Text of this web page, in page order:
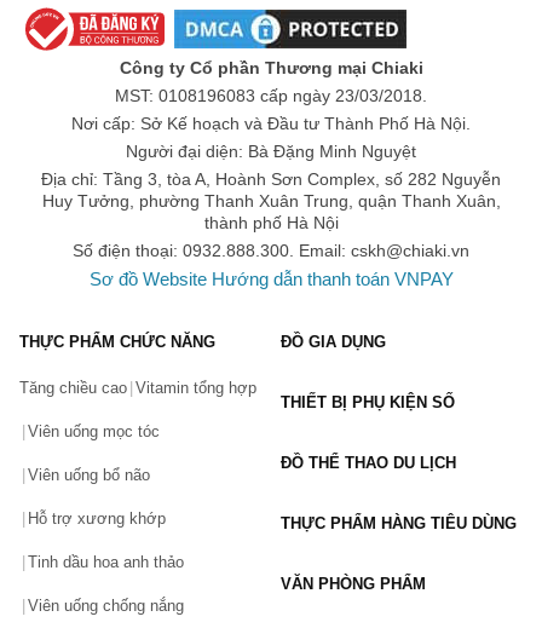
2. Bánh ngũ cốc ăn sáng Nestle
Các dòng ngũ cốc ăn sáng của thương hiệu Nestle thường được
làm từ ngũ cốc nguyên cám, đây là một thành phần quan trọng
trong chế độ ăn uống lành mạnh. Bữa sáng Nestle mang tới cho
bạn một ngày dài năng động, tràn đầy năng lượng và phát triển trí
tuệ. Sản phẩm có thể dành cho cả người lớn và trẻ nhỏ hoặc
người đang tập thể hình. Những sản phẩm ngũ cốc ăn sáng
Nestle được yêu thích là:
Corn Flakes 275g
Honey Stars 150g – 300g
Koko Krunch 170g – 330g
Fitnesse 400g
Nestlé Fitnesse Dâu dạng thanh
Nestlé Fitnesse Socola dạng thanh
3. Nestle Cà phê
hợp với khẩu vị của người việt. Sản phẩm Nestle Cà phê dường
như không thể thiếu trong mỗi gia đình, quán cafe cũng như trong
các đồ uống cần tới nguyên liệu cà phê. Thương hiệu mang
Công ty Cổ phần Thương mại Chiaki
MST: 0108196083 cấp ngày 23/03/2018.
Nơi cấp: Sở Kế hoạch và Đầu tư Thành Phố Hà Nội.
Người đại diện: Bà Đặng Minh Nguyệt
Địa chỉ: Tầng 3, tòa A, Hoành Sơn Complex, số 282 Nguyễn
Huy Tưởng, phường Thanh Xuân Trung, quận Thanh Xuân,
thành phố Hà Nội
Số điện thoại: 0932.888.300. Email: cskh@chiaki.vn
Sơ đồ Website Hướng dẫn thanh toán VNPAY
THỰC PHẨM CHỨC NĂNG
Tăng chiều cao Vitamin tổng hợp
Viên uống mọc tóc
Viên uống bổ não
Hỗ trợ xương khớp
Tinh dầu hoa anh thảo
Viên uống chống nắng
ĐỒ GIA DỤNG
THIẾT BỊ PHỤ KIỆN SỐ
ĐỒ THỂ THAO DU LỊCH
THỰC PHẨM HÀNG TIÊU DÙNG
VĂN PHÒNG PHẨM